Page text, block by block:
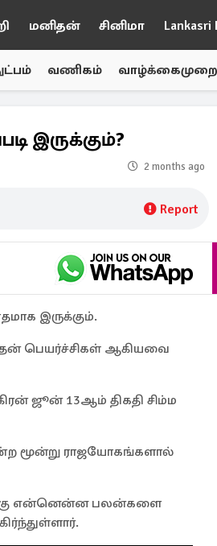
மனிதன் சினிமா Lankasri
வணிகம் வாழ்க்கைமுறை
இருக்கும்?
2 months ago
Report
இருக்கும்.
புதன் பெயர்ச்சிகள் ஆகியவை
ஜூன் 13ஆம் திகதி சிம்ம
மூன்று ராஜயோகங்களால்
என்னென்ன பலன்களை